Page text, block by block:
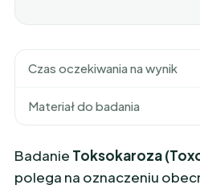
Czas oczekiwania na wynik
Materiał do badania
Badanie Toksokaroza
polega na oznaczeniu